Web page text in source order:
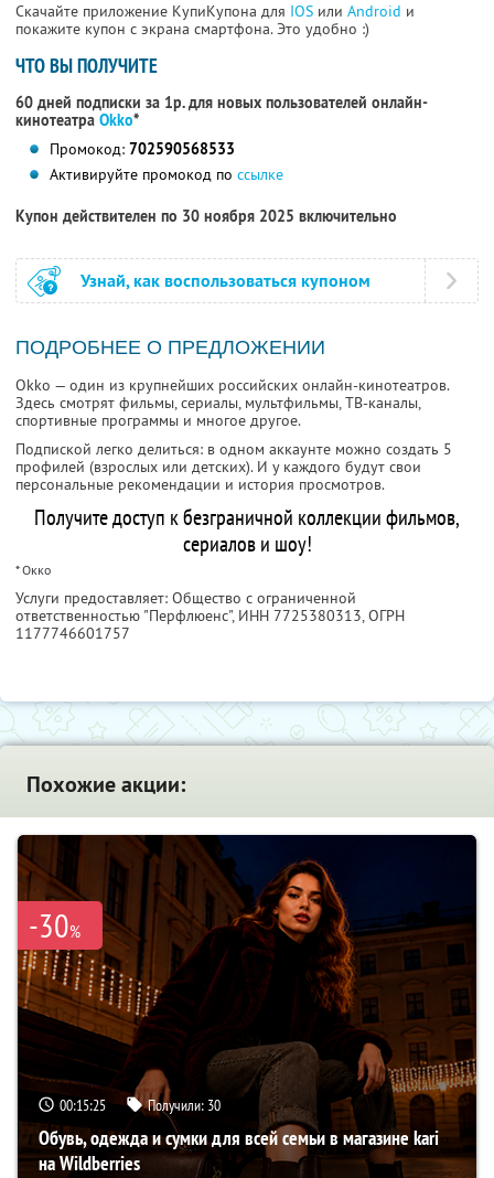
Скачайте приложение КупиКупона для IOS или Android и
покажите купон с экрана смартфона. Это удобно :)
ЧТО ВЫ ПОЛУЧИТЕ
60 дней подписки за 1р. для новых пользователей онлайн-
кинотеатра Okko*
Промокод: 702590568533
Активируйте промокод по ссылке
Купон действителен по 30 ноября 2025 включительно
Узнай, как воспользоваться купоном
ПОДРОБНЕЕ О ПРЕДЛОЖЕНИИ
Okko — один из крупнейших российских онлайн-кинотеатров.
Здесь смотрят фильмы, сериалы, мультфильмы, ТВ-каналы,
спортивные программы и многое другое.
Подпиской легко делиться: в одном аккаунте можно создать 5
профилей (взрослых или детских). И у каждого будут свои
персональные рекомендации и история просмотров.
Получите доступ к безграничной коллекции фильмов,
сериалов и шоу!
* Окко
Услуги предоставляет: Общество с ограниченной
ответственностью "Перфлюенс", ИНН 7725380313, ОГРН
1177746601757
Похожие акции:
-30%
00:15:24 Получили: 30
Обувь, одежда и сумки для всей семьи в магазине kari
на Wildberries